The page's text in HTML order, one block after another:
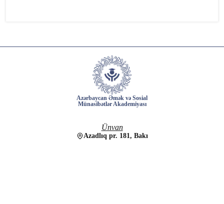
Azərbaycan Əmək və Sosial
Münasibətlər Akademiyası
Ünvan
Azadlıq pr. 181, Bakı